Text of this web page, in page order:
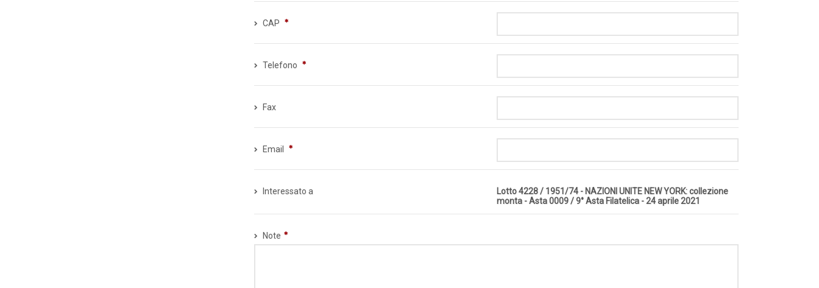
CAP
Telefono
Fax
Email
Interessato a
Lotto 4228 / 1951/74 - NAZIONI UNITE NEW YORK: collezione
monta - Asta 0009 / 9° Asta Filatelica - 24 aprile 2021
Note